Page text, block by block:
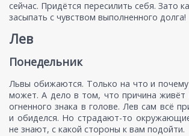
сейчас. Придётся пересилить себя. Зато
засыпать с чувством выполненного долга!
Лев
Понедельник
Львы обижаются. Только на что и
может. А дело в том, что причина живёт
огненного знака в голове. Лев сам всё
и обиделся. Но страдают-то
не знают, с какой стороны к вам подойти.